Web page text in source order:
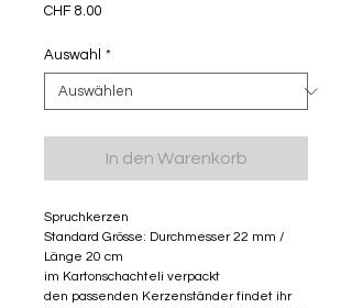
CHF 8.00Preis
Auswahl *
In den Warenkorb
Spruchkerzen
Standard Grösse: Durchmesser 22 mm /
Länge 20 cm
im Kartonschachteli verpackt
den passenden Kerzenständer findet ihr